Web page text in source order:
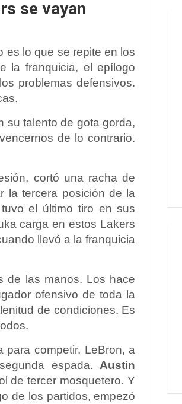
se vayan
es lo que se repite en los
la franquicia, el epílogo
problemas defensivos.
su talento de gota gorda,
de lo contrario.
cortó una racha de
la tercera posición de la
el último tiro en sus
carga en estos Lakers
llevó a la franquicia
de las manos. Los hace
ofensivo de toda la
de condiciones. Es
competir. LeBron, a
espada. Austin
de tercer mosquetero. Y
de los partidos, empezó